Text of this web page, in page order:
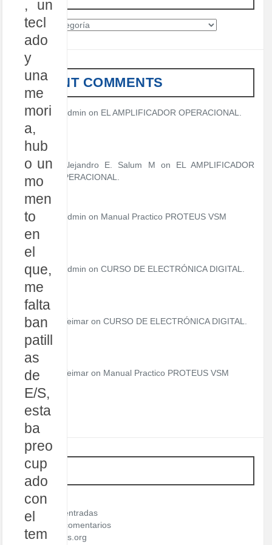
, un
tecl
ado
y
una
me
mori
a,
hub
o un
mo
men
to
en
el
que,
me
falta
ban
patill
as
de
E/S,
esta
ba
preo
cup
ado
con
el
tem
C
RECENT COMMENTS
admin on EL AMPLIFICADOR OPERACIONAL.
Alejandro E. Salum M on EL AMPLIFICADOR
OPERACIONAL.
admin on Manual Practico PROTEUS VSM
admin on CURSO DE ELECTRÓNICA DIGITAL.
Teimar on CURSO DE ELECTRÓNICA DIGITAL.
Teimar on Manual Practico PROTEUS VSM
META
Acceder
Feed de entradas
Feed de comentarios
WordPress.org